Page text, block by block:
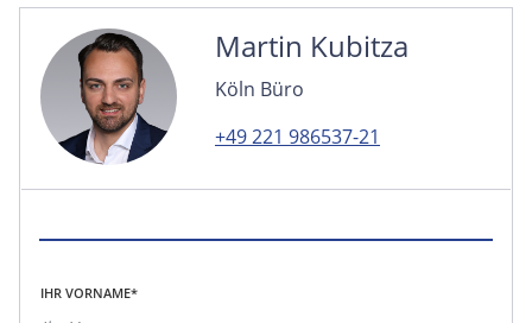
Martin Kubitza
Köln Büro
+49 221 986537-21
IHR VORNAME*